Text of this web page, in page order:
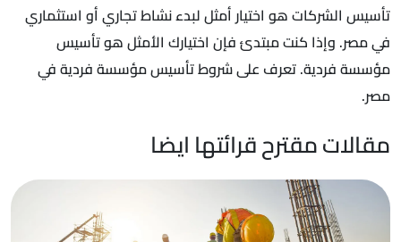
تأسيس الشركات هو اختيار أمثل لبدء نشاط تجاري أو استثماري
في مصر. وإذا كنت مبتدئ فإن اختيارك الأمثل هو تأسيس
مؤسسة فردية. تعرف على شروط تأسيس مؤسسة فردية في
مصر.
مقالات مقترح قرائتها ايضا